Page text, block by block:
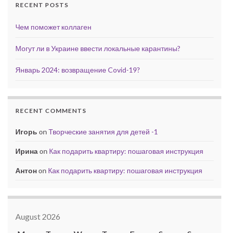
RECENT POSTS
Чем поможет коллаген
Могут ли в Украине ввести локальные карантины?
Январь 2024: возвращение Covid-19?
RECENT COMMENTS
Игорь on Творческие занятия для детей -1
Иринаon Как подарить квартиру: пошаговая инструкция
Антонon Как подарить квартиру: пошаговая инструкция
August 2026